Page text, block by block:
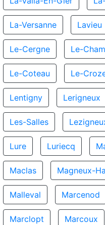
La-Versanne Lavieu
Le-Cergne Le-
Le-Coteau Le-
Lentigny Lerigneux
Les-Salles
Lure Luriecq
Maclas Magneux-
Malleval Marcenod
Marclopt Marcoux